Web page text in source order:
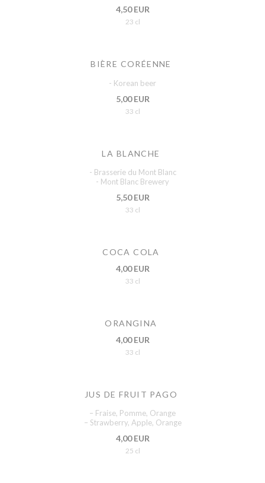
4,50 EUR
23 cl
BIÈRE CORÉENNE
- Korean beer
5,00 EUR
33 cl
LA BLANCHE
- Brasserie du Mont Blanc
- Mont Blanc Brewery
5,50 EUR
33 cl
COCA COLA
4,00 EUR
33 cl
ORANGINA
4,00 EUR
33 cl
JUS DE FRUIT PAGO
– Fraise, Pomme, Orange
– Strawberry, Apple, Orange
4,00 EUR
25 cl